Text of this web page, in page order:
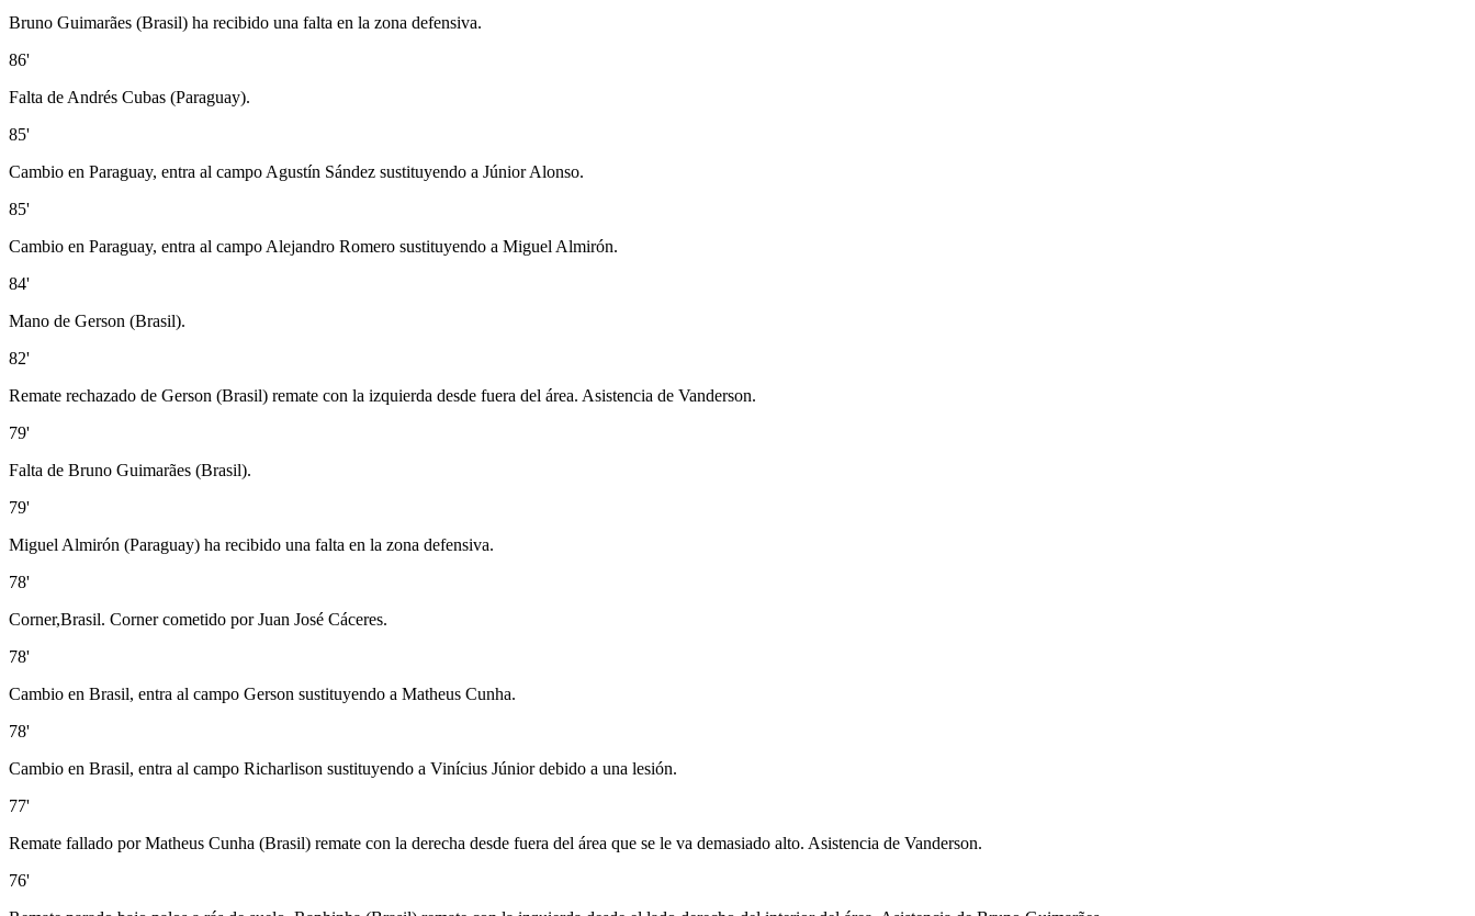
Bruno Guimarães (Brasil) ha recibido una falta en la zona defensiva.
86'
Falta de Andrés Cubas (Paraguay).
85'
Cambio en Paraguay, entra al campo Agustín Sández sustituyendo a Júnior Alonso.
85'
Cambio en Paraguay, entra al campo Alejandro Romero sustituyendo a Miguel Almirón.
84'
Mano de Gerson (Brasil).
82'
Remate rechazado de Gerson (Brasil) remate con la izquierda desde fuera del área. Asistencia de Vanderson.
79'
Falta de Bruno Guimarães (Brasil).
79'
Miguel Almirón (Paraguay) ha recibido una falta en la zona defensiva.
78'
Corner,Brasil. Corner cometido por Juan José Cáceres.
78'
Cambio en Brasil, entra al campo Gerson sustituyendo a Matheus Cunha.
78'
Cambio en Brasil, entra al campo Richarlison sustituyendo a Vinícius Júnior debido a una lesión.
77'
Remate fallado por Matheus Cunha (Brasil) remate con la derecha desde fuera del área que se le va demasiado alto. Asistencia de Vanderson.
76'